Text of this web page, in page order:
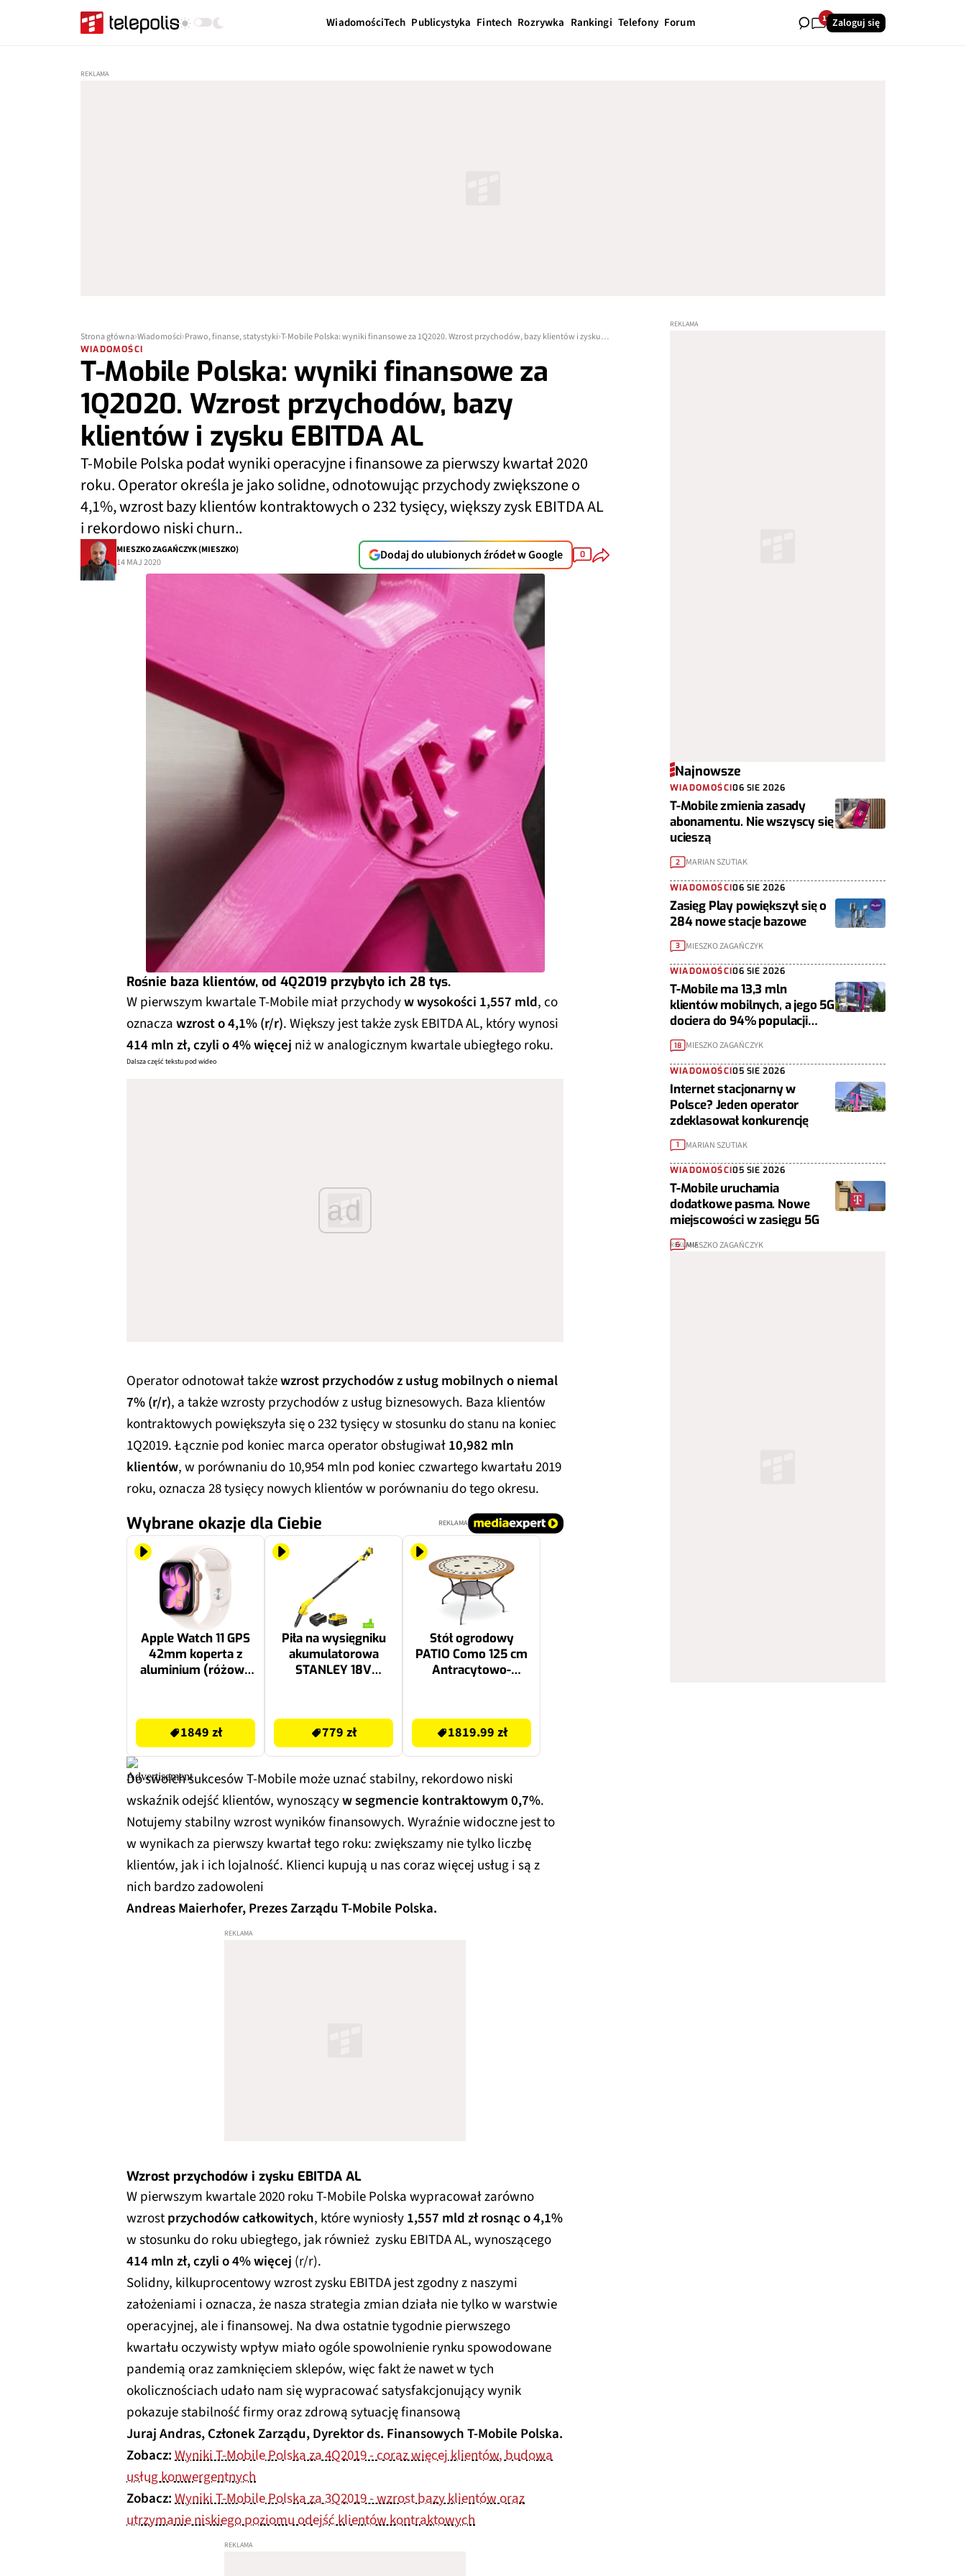
WiadomościTech Publicystyka Fintech Rozrywka Rankingi Telefony Forum 13Zaloguj się
Strona główna Wiadomości Prawo, finanse, statystyki T-Mobile Polska: wyniki finansowe za 1Q2020. Wzrost przychodów, bazy klientów i zysku EBITDA AL
WIADOMOŚCI
T-Mobile Polska: wyniki finansowe za
1Q2020. Wzrost przychodów, bazy
klientów i zysku EBITDA AL
T-Mobile Polska podał wyniki operacyjne i finansowe za pierwszy kwartał 2020
roku. Operator określa je jako solidne, odnotowując przychody zwiększone o
4,1%, wzrost bazy klientów kontraktowych o 232 tysięcy, większy zysk EBITDA AL
i rekordowo niski churn..
MIESZKO ZAGAŃCZYK (MIESZKO)
14 MAJ 2020
Dodaj do ulubionych źródeł w Google 0
Rośnie baza klientów, od 4Q2019 przybyło ich 28 tys.
W pierwszym kwartale T-Mobile miał przychodyw wysokości 1,557 mld, co
oznaczawzrost o 4,1% (r/r). Większy jest także zysk EBITDA AL, który wynosi
414 mln zł, czyli o 4% więcej niż w analogicznym kwartale ubiegłego roku.
Dalsza część tekstu pod wideo
ad
Operator odnotował takżewzrost przychodów z usług mobilnych o niemal
7% (r/r), a także wzrosty przychodów z usług biznesowych. Baza klientów
kontraktowych powiększyła się o 232 tysięcy w stosunku do stanu na koniec
1Q2019. Łącznie pod koniec marca operator obsługiwał10,982 mln
klientów, w porównaniu do 10,954 mln pod koniec czwartego kwartału 2019
roku, oznacza 28 tysięcy nowych klientów w porównaniu do tego okresu.
Wybrane okazje dla Ciebie REKLAMA
Apple Watch 11 GPS
42mm koperta z
aluminium (różowe
M/L (łagodny róż)
1849 zł
Piła na wysięgniku
akumulatorowa
STANLEY 18V
779 zł
Stół ogrodowy
PATIO Como 125 cm
Antracytowo-
1819.99 zł
Do swoich sukcesów T-Mobile może uznać stabilny, rekordowo niski
wskaźnik odejść klientów, wynoszącyw segmencie kontraktowym 0,7%.
Notujemy stabilny wzrost wyników finansowych. Wyraźnie widoczne jest to
w wynikach za pierwszy kwartał tego roku: zwiększamy nie tylko liczbę
klientów, jak i ich lojalność. Klienci kupują u nas coraz więcej usług i są z
nich bardzo zadowoleni
Andreas Maierhofer, Prezes Zarządu T‑Mobile Polska.
Wzrost przychodów i zysku EBITDA AL
W pierwszym kwartale 2020 roku T-Mobile Polska wypracował zarówno
wzrostprzychodów całkowitych, które wyniosły1,557 mld zł rosnąc o 4,1%
w stosunku do roku ubiegłego, jak również zysku EBITDA AL, wynoszącego
414 mln zł, czyli o 4% więcej (r/r).
Solidny, kilkuprocentowy wzrost zysku EBITDA jest zgodny z naszymi
założeniami i oznacza, że nasza strategia zmian działa nie tylko w warstwie
operacyjnej, ale i finansowej. Na dwa ostatnie tygodnie pierwszego
kwartału oczywisty wpływ miało ogóle spowolnienie rynku spowodowane
pandemią oraz zamknięciem sklepów, więc fakt że nawet w tych
okolicznościach udało nam się wypracować satysfakcjonujący wynik
pokazuje stabilność firmy oraz zdrową sytuację finansową
Juraj Andras, Członek Zarządu, Dyrektor ds. Finansowych T‑Mobile Polska.
Zobacz:Wyniki T-Mobile Polska za 4Q2019 - coraz więcej klientów, budowa
usług konwergentnych
Zobacz:Wyniki T-Mobile Polska za 3Q2019 - wzrost bazy klientów oraz
utrzymanie niskiego poziomu odejść klientów kontraktowych
Najnowsze
WIADOMOŚCI06 SIE 2026
T-Mobile zmienia zasady
abonamentu. Nie wszyscy się
ucieszą
2 MARIAN SZUTIAK
WIADOMOŚCI06 SIE 2026
Zasięg Play powiększył się o
284 nowe stacje bazowe
3 MIESZKO ZAGAŃCZYK
WIADOMOŚCI06 SIE 2026
T-Mobile ma 13,3 mln
klientów mobilnych, a jego 5G
dociera do 94% populacji
Polski
18 MIESZKO ZAGAŃCZYK
WIADOMOŚCI05 SIE 2026
Internet stacjonarny w
Polsce? Jeden operator
zdeklasował konkurencję
1 MARIAN SZUTIAK
WIADOMOŚCI05 SIE 2026
T-Mobile uruchamia
dodatkowe pasma. Nowe
miejscowości w zasięgu 5G
6 MIESZKO ZAGAŃCZYK